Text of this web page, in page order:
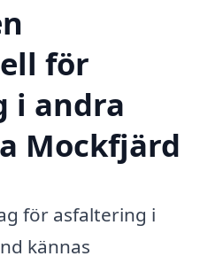
för
i andra
Mockfjärd
för asfaltering i
kännas